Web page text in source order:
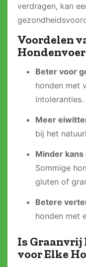
verdragen, kan
Voordelen
Hondenvoer
Beter voor
honden met
intoleranties.
Meer
bij het
Minder
Sommige
gluten of
Betere
honden met
Is Graanvrij
voor Elke